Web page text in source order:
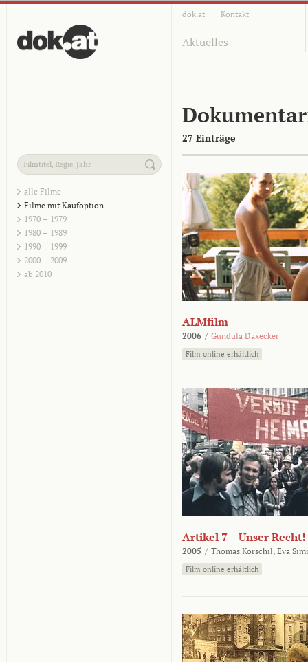
dok.at Kontakt
Aktuelles
27 Einträge
alle Filme
Filme mit Kaufoption
1970 – 1979
1980 – 1989
1990 – 1999
2000 – 2009
ab 2010
ALMfilm
2006 / Gundula Daxecker
Film online erhältlich
Artikel 7 – Unser Recht!
2005 / Thomas Korschil, Eva
Film online erhältlich